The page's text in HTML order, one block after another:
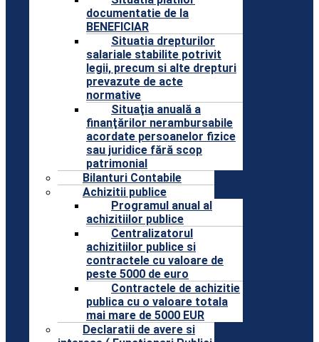
documentatie de la
BENEFICIAR
Situatia drepturilor
salariale stabilite potrivit
legii, precum si alte drepturi
prevazute de acte
normative
Situaţia anuală a
finanţărilor nerambursabile
acordate persoanelor fizice
sau juridice fără scop
patrimonial
Bilanturi Contabile
Achizitii publice
Programul anual al
achizitiilor publice
Centralizatorul
achizitiilor publice si
contractele cu valoare de
peste 5000 de euro
Contractele de achizitie
publica cu o valoare totala
mai mare de 5000 EUR
Declaratii de avere si